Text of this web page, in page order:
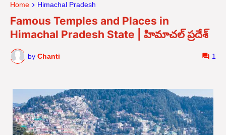
Home Himachal Pradesh
Famous Temples and Places in
Himachal Pradesh State | హిమాచల్ ప్రదేశ్
by Chanti 1